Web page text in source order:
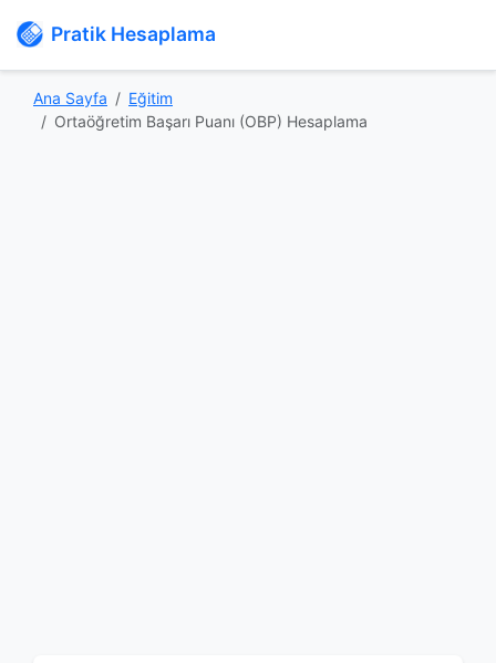
Pratik Hesaplama
Ana Sayfa
Eğitim
Ortaöğretim Başarı Puanı (OBP) Hesaplama